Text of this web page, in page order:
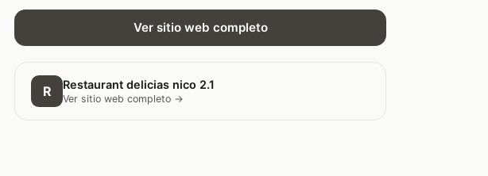
Ver sitio web completo
R Restaurant delicias nico 2.1
Ver sitio web completo →